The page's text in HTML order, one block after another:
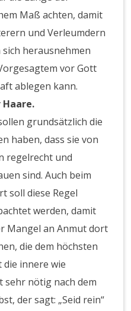
Maß achten, damit
und Verleumdern
herausnehmen
vor Gott
ablegen kann.
Haare.
grundsätzlich die
haben, dass sie von
regelrecht und
sind. Auch beim
soll diese Regel
werden, damit
Mangel an Anmut dort
die dem höchsten
die innere wie
sehr nötig nach dem
der sagt: „Seid rein“